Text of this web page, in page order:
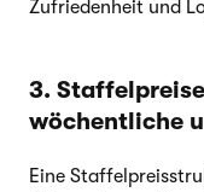
Zufriedenheit und
3.
wöchentliche
Eine